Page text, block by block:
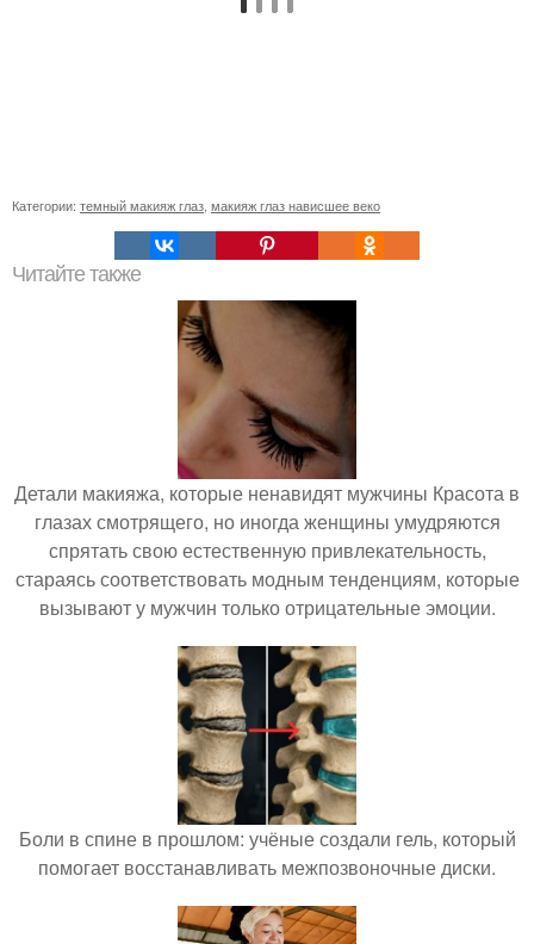
Категории: темный макияж глаз макияж глаз нависшее веко
Читайте также
Детали макияжа, которые ненавидят мужчины Красота в
глазах смотрящего, но иногда женщины умудряются
спрятать свою естественную привлекательность,
стараясь соответствовать модным тенденциям, которые
вызывают у мужчин только отрицательные эмоции.
Боли в спине в прошлом: учёные создали гель, который
помогает восстанавливать межпозвоночные диски.